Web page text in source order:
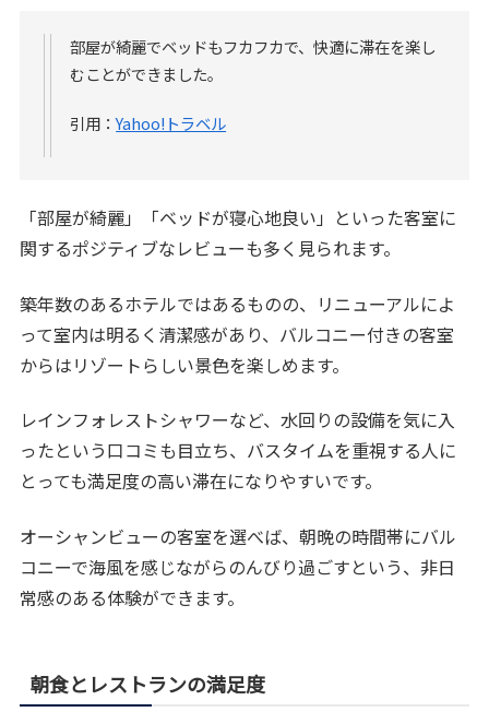
部屋が綺麗でベッドもフカフカで、快適に滞在を楽し
むことができました。
引用：Yahoo!トラベル
「部屋が綺麗」「ベッドが寝心地良い」といった客室に
関するポジティブなレビューも多く見られます。
築年数のあるホテルではあるものの、リニューアルによ
って室内は明るく清潔感があり、バルコニー付きの客室
からはリゾートらしい景色を楽しめます。
レインフォレストシャワーなど、水回りの設備を気に入
ったという口コミも目立ち、バスタイムを重視する人に
とっても満足度の高い滞在になりやすいです。
オーシャンビューの客室を選べば、朝晩の時間帯にバル
コニーで海風を感じながらのんびり過ごすという、非日
常感のある体験ができます。
朝食とレストランの満足度